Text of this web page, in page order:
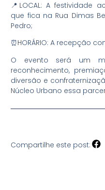
📍LOCAL: A festividade
que fica na Rua Dimas
Pedro;
⏰HORÁRIO: A recepção
O evento será um
reconhecimento,
diversão e
Núcleo Urbano essa
Compartilhe este post: